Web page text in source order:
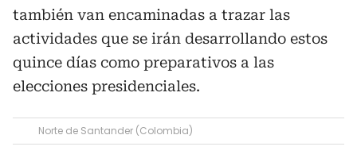
también van encaminadas a trazar las
actividades que se irán desarrollando estos
quince días como preparativos a las
elecciones presidenciales.
Norte de Santander (Colombia)